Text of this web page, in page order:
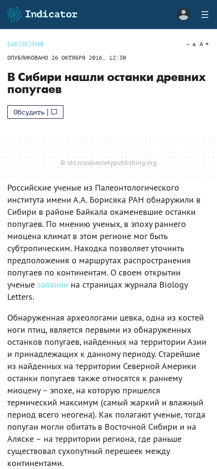
БИОЛОГИЯ
ОПУБЛИКОВАНО 26 ОКТЯБРЯ 2016, 12:30
a A
В Сибири нашли останки древних
попугаев
Обсудить
© sbl.royalsocietypublishing.org
Российские ученые из Палеонтологического
института имени А.А. Борисяка РАН обнаружили в
Сибири в районе Байкала окаменевшие останки
попугаев. По мнению ученых, в эпоху раннего
миоцена климат в этом регионе мог быть
субтропическим. Находка позволяет уточнить
предположения о маршрутах распространения
попугаев по континентам. О своем открытии
ученые заявили на страницах журнала Biology
Letters.
Обнаруженная археологами цевка, одна из костей
ноги птиц, является первыми из обнаруженных
останков попугаев, найденных на территории Азии
и принадлежащих к данному периоду. Старейшие
из найденных на территории Северной Америки
останки попугаев также относятся к раннему
миоцену – эпохе, на которую пришелся
термический максимум (самый жаркий и влажный
период всего неогена). Как полагают ученые, тогда
попугаи могли обитать в Восточной Сибири и на
Аляске – на территории региона, где раньше
существовал сухопутный перешеек между
континентами.